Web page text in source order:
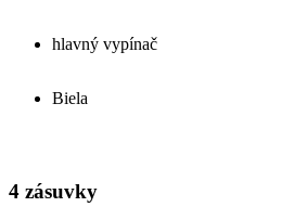
hlavný vypínač
Biela
4 zásuvky